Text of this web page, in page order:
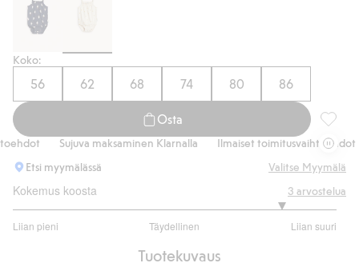
Koko:
56 62 68 74 80 86
Osta
Sujuva maksaminen Klarnalla
Ilmaiset toimitusvaihtoehdot
Etsi myymälässä
Valitse Myymälä
Kokemus koosta
Liian pieni Täydellinen Liian suuri
/
3 arvostelua
Tuotekuvaus